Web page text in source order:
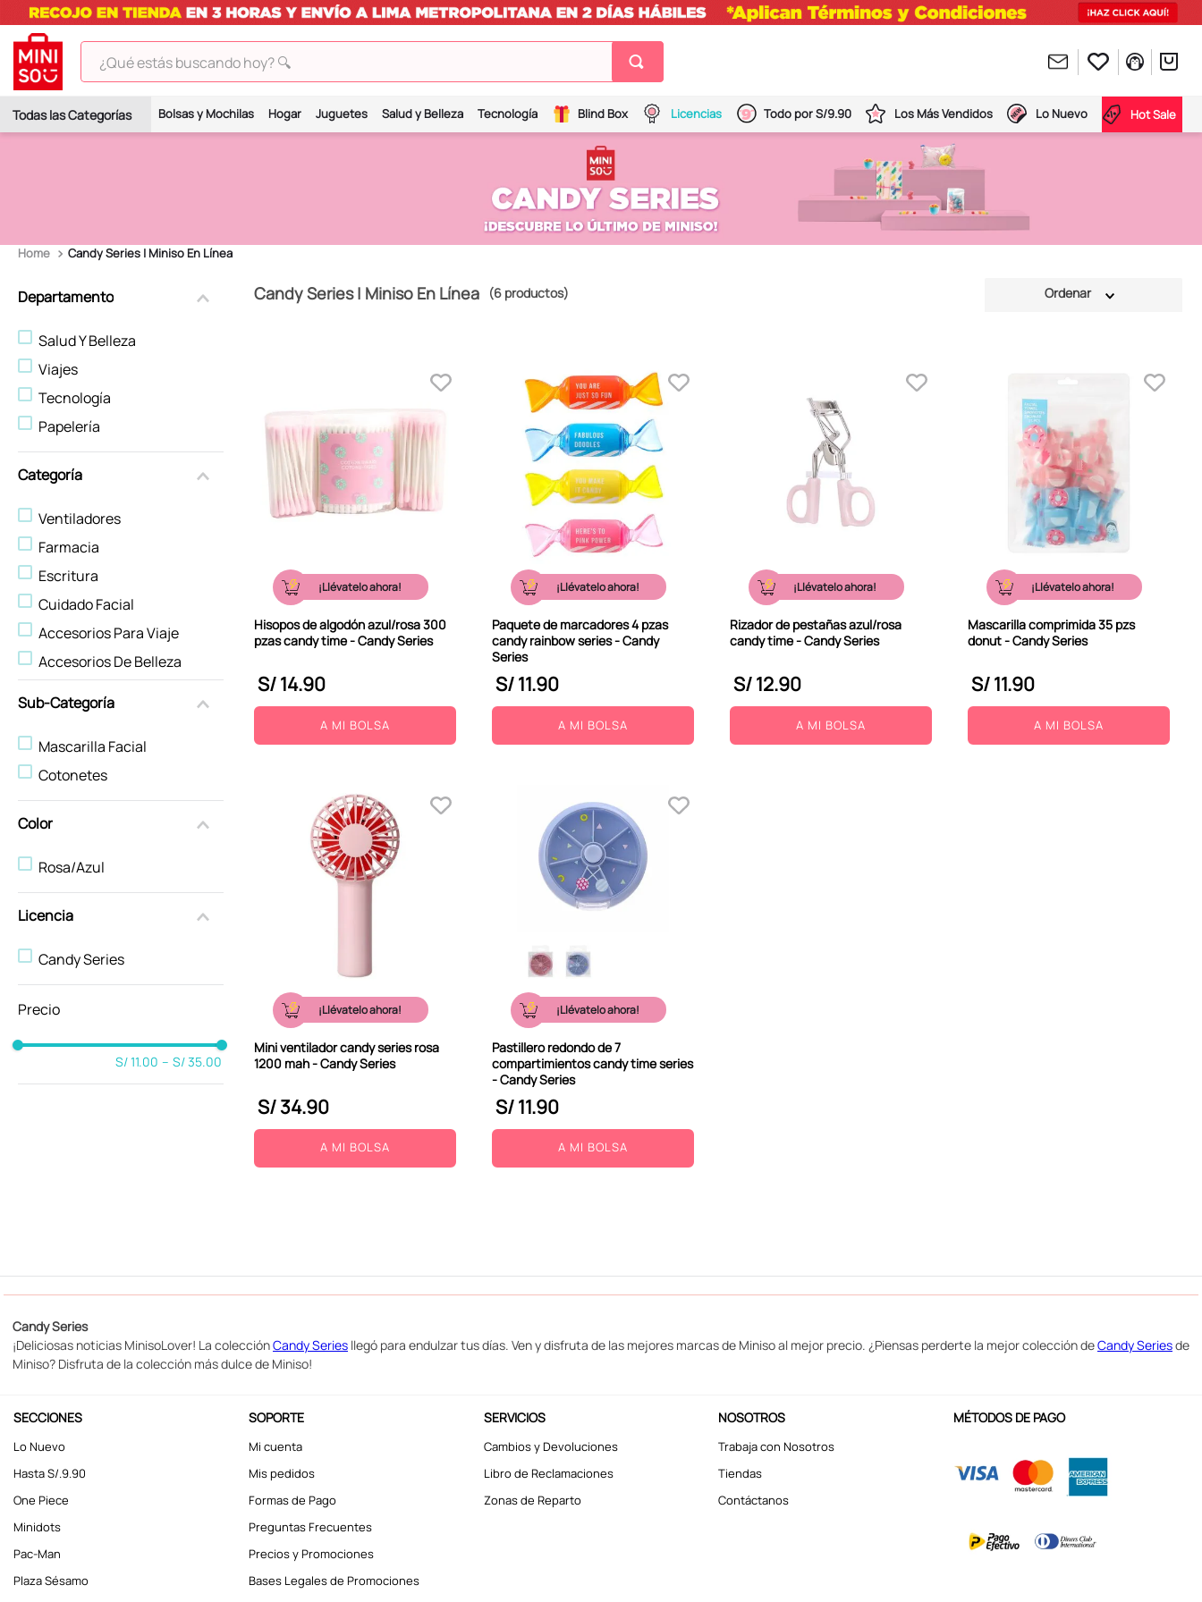
¿Qué estás buscando hoy? 🔍
Bolsas y Mochilas Hogar Juguetes Salud y Belleza Tecnología Blind Box Licencias Todo por S/9.90 Los Más Vendidos Lo Nuevo Hot Sale
Candy Series | Miniso En Línea
Departamento
Salud Y Belleza
Viajes
Tecnología
Papelería
Categoría
Ventiladores
Farmacia
Escritura
Cuidado Facial
Accesorios Para Viaje
Accesorios De Belleza
Sub-Categoría
Mascarilla Facial
Cotonetes
Color
Rosa/Azul
Licencia
Candy Series
S/ 11.00 – S/ 35.00
Candy Series | Miniso En Línea 6 productos
¡Llévatelo ahora!
Hisopos de algodón azul/rosa 300
pzas candy time - Candy Series
S/14.90
A MI BOLSA
¡Llévatelo ahora!
Paquete de marcadores 4 pzas
candy rainbow series - Candy
Series
S/11.90
A MI BOLSA
¡Llévatelo ahora!
Rizador de pestañas azul/rosa
candy time - Candy Series
S/12.90
A MI BOLSA
¡Llévatelo ahora!
Mascarilla comprimida 35 pzs
donut - Candy Series
S/11.90
A MI BOLSA
¡Llévatelo ahora!
Mini ventilador candy series rosa
1200 mah - Candy Series
S/34.90
A MI BOLSA
¡Llévatelo ahora!
Pastillero redondo de 7
compartimientos candy time series
- Candy Series
S/11.90
A MI BOLSA
Candy Series
¡Deliciosas noticias MinisoLover! La colecciónCandy Series llegó para endulzar tus días. Ven y disfruta de las mejores marcas de Miniso al mejor precio. ¿Piensas perderte la mejor colección deCandy Seriesde
Miniso? Disfruta de la colección más dulce de Miniso!
SECCIONES
Lo Nuevo
Hasta S/.9.90
One Piece
Minidots
Pac-Man
Plaza Sésamo
SOPORTE
Mi cuenta
Mis pedidos
Formas de Pago
Preguntas Frecuentes
Precios y Promociones
Bases Legales de Promociones
SERVICIOS
Cambios y Devoluciones
Libro de Reclamaciones
Zonas de Reparto
NOSOTROS
Trabaja con Nosotros
Tiendas
Contáctanos
MÉTODOS DE PAGO
1.
peluches
5.
chiikawas
tomatodo